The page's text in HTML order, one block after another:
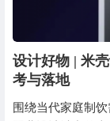
设计好物 | 米
考与落地
围绕当代家庭制